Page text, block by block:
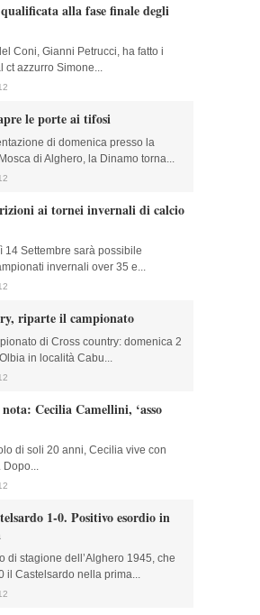
alla fase finale degli
Coni, Gianni Petrucci, ha fatto i
ct azzurro Simone...
le porte ai tifosi
di domenica presso la
di Alghero, la Dinamo torna...
ai tornei invernali di calcio
14 Settembre sarà possibile
invernali over 35 e...
riparte il campionato
di Cross country: domenica 2
in località Cabu...
Cecilia Camellini, ‘asso
di soli 20 anni, Cecilia vive con
Dopo...
1-0. Positivo esordio in
di stagione dell’Alghero 1945, che
il Castelsardo nella prima...